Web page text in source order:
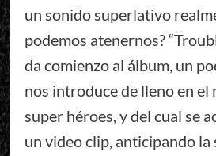
un sonido superlativo
podemos atenernos?
da comienzo al álbum, un
nos introduce de lleno en el
super héroes, y del cual se
un video clip, anticipando la